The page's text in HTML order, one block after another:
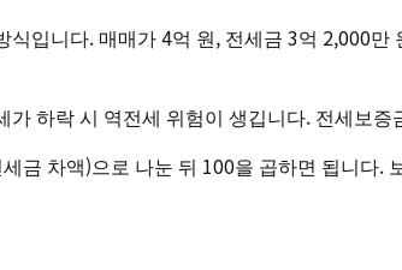
입니다. 매매가 4억 원, 전세금 3억 2,000
하락 시 역전세 위험이 생깁니다. 전세보
금 차액)으로 나눈 뒤 100을 곱하면 됩니다.